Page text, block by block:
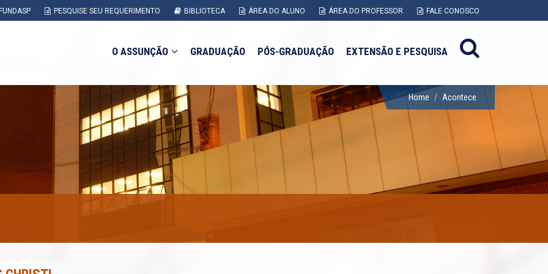
PESQUISE SEU REQUERIMENTO BIBLIOTECA ÁREA DO ALUNO ÁREA DO PROFESSOR FALE CONOSCO
O ASSUNÇÃO GRADUAÇÃO PÓS-GRADUAÇÃO EXTENSÃO E PESQUISA
Home Acontece